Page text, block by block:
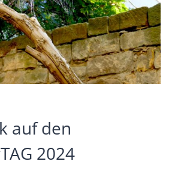
auf den
2024